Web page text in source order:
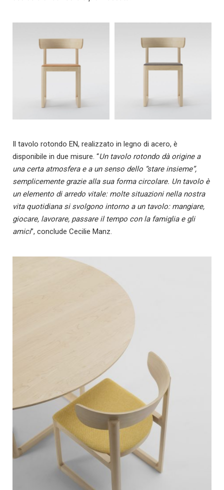
Il tavolo rotondo EN, realizzato in legno di acero, è
disponibile in due misure. “Un tavolo rotondo dà origine a
una certa atmosfera e a un senso dello “stare insieme”,
semplicemente grazie alla sua forma circolare. Un tavolo è
un elemento di arredo vitale: molte situazioni nella nostra
vita quotidiana si svolgono intorno a un tavolo: mangiare,
giocare, lavorare, passare il tempo con la famiglia e gli
amici”, conclude Cecilie Manz.